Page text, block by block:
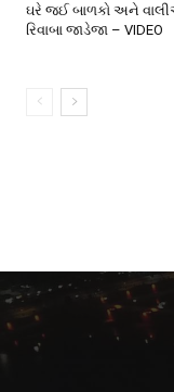
ઘરે જઈ બાળકો અને
રિવાબા જાડેજા – VIDEO